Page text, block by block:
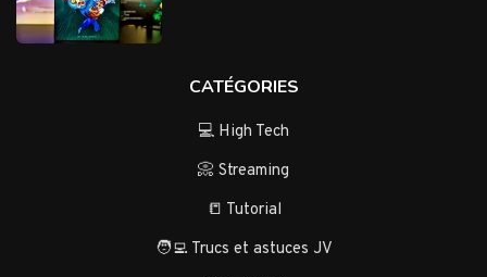
CATÉGORIES
💻 High Tech
📀 Streaming
📒 Tutorial
🧑‍💻 Trucs et astuces JV